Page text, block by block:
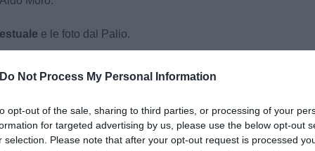
Do Not Process My Personal Information
opt-out of the sale, sharing to third parties, or processing of your
for targeted advertising by us, please use the below opt-out
selection. Please note that after your opt-out request is processed
e le foto dal Palio.
la diretta LIVE testuale
↓
Advertisement